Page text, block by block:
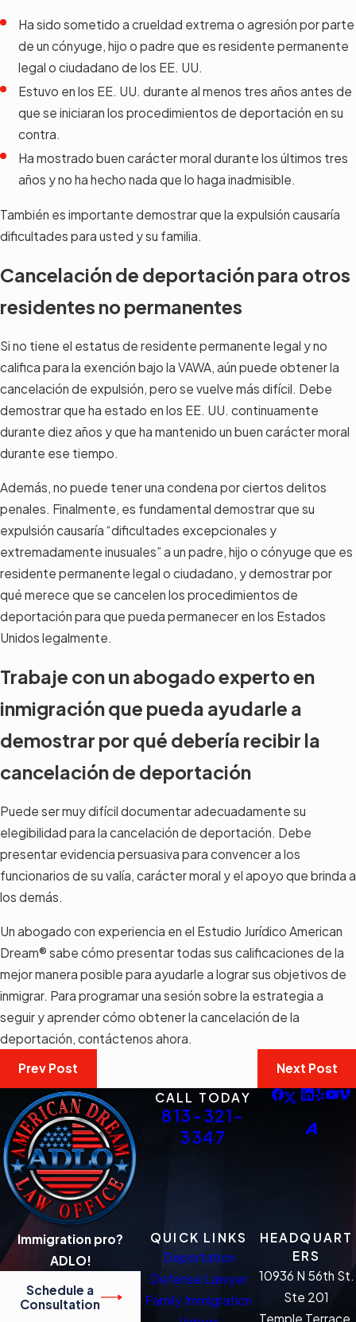
Ha sido sometido a crueldad extrema o agresión por parte
de un cónyuge, hijo o padre que es residente permanente
legal o ciudadano de los EE. UU.
Estuvo en los EE. UU. durante al menos tres años antes de
que se iniciaran los procedimientos de deportación en su
contra.
Ha mostrado buen carácter moral durante los últimos tres
años y no ha hecho nada que lo haga inadmisible.
También es importante demostrar que la expulsión causaría
dificultades para usted y su familia.
Cancelación de deportación para otros
residentes no permanentes
Si no tiene el estatus de residente permanente legal y no
califica para la exención bajo la VAWA, aún puede obtener la
cancelación de expulsión, pero se vuelve más difícil. Debe
demostrar que ha estado en los EE. UU. continuamente
durante diez años y que ha mantenido un buen carácter moral
durante ese tiempo.
Además, no puede tener una condena por ciertos delitos
penales. Finalmente, es fundamental demostrar que su
expulsión causaría “dificultades excepcionales y
extremadamente inusuales” a un padre, hijo o cónyuge que es
residente permanente legal o ciudadano, y demostrar por
qué merece que se cancelen los procedimientos de
deportación para que pueda permanecer en los Estados
Unidos legalmente.
Trabaje con un abogado experto en
inmigración que pueda ayudarle a
demostrar por qué debería recibir la
cancelación de deportación
Puede ser muy difícil documentar adecuadamente su
elegibilidad para la cancelación de deportación. Debe
presentar evidencia persuasiva para convencer a los
funcionarios de su valía, carácter moral y el apoyo que brinda a
los demás.
Un abogado con experiencia en el Estudio Jurídico American
Dream® sabe cómo presentar todas sus calificaciones de la
mejor manera posible para ayudarle a lograr sus objetivos de
inmigrar. Para programar una sesión sobre la estrategia a
seguir y aprender cómo obtener la cancelación de la
deportación, contáctenos ahora.
Prev Post
Next Post
CALL TODAY
813-321-
3347
Immigration pro?
ADLO!
Schedule a
Consultation
QUICK LINKS
Deportation
Defense Lawyer
Family Immigration
HEADQUART
ERS
10936 N 56th St.
Ste 201
Temple Terrace,